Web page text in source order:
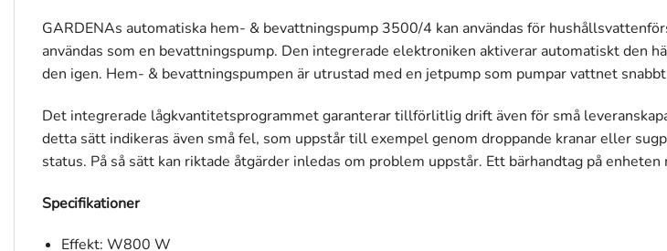
GARDENAs automatiska hem- & bevattningspump 3500/4 kan användas för
användas som en bevattningspump. Den integrerade elektroniken aktiverar automatiskt den
den igen. Hem- & bevattningspumpen är utrustad med en jetpump som pumpar vattnet
Det integrerade lågkvantitetsprogrammet garanterar tillförlitlig drift även för små
detta sätt indikeras även små fel, som uppstår till exempel genom droppande kranar eller
status. På så sätt kan riktade åtgärder inledas om problem uppstår. Ett bärhandtag på
Specifikationer
Effekt: W800 W